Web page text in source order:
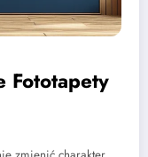
Fototapety